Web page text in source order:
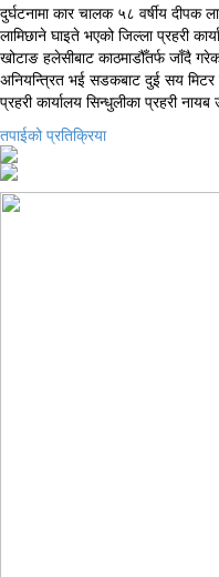
दुर्घटनामा कार चालक ५८ वर्षीय दीपक
लामिछाने घाइते भएको जिल्ला प्रहरी
खोटाङ हलेसीबाट काठमाडौँतर्फ जाँदै
अनियन्त्रित भई सडकबाट दुई सय
प्रहरी कार्यालय सिन्धुलीका प्रहरी
तपाईको प्रतिक्रिया